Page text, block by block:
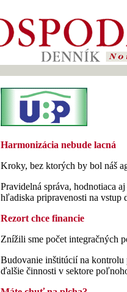
Harmonizácia nebude lacná
Kroky, bez ktorých by bol náš
Pravidelná správa, hodnotiaca
hľadiska pripravenosti na vstup
Rezort chce financie
Znížili sme počet integračných
Budovanie inštitúcií na kontrolu
ďalšie činnosti v sektore